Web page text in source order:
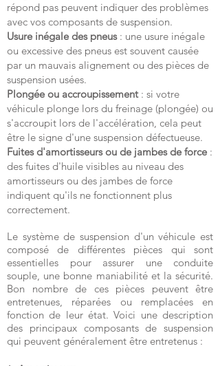
répond pas peuvent indiquer des problèmes
avec vos composants de suspension.
Usure inégale des pneus: une usure inégale
ou excessive des pneus est souvent causée
par un mauvais alignement ou des pièces de
suspension usées.
Plongée ou accroupissement: si votre
véhicule plonge lors du freinage (plongée) ou
s'accroupit lors de l'accélération, cela peut
être le signe d'une suspension défectueuse.
Fuites d'amortisseurs ou de jambes de force :
des fuites d'huile visibles au niveau des
amortisseurs ou des jambes de force
indiquent qu'ils ne fonctionnent plus
correctement.
Le système de suspension d'un véhicule est
composé de différentes pièces qui sont
essentielles pour assurer une conduite
souple, une bonne maniabilité et la sécurité.
Bon nombre de ces pièces peuvent être
entretenues, réparées ou remplacées en
fonction de leur état. Voici une description
des principaux composants de suspension
qui peuvent généralement être entretenus :